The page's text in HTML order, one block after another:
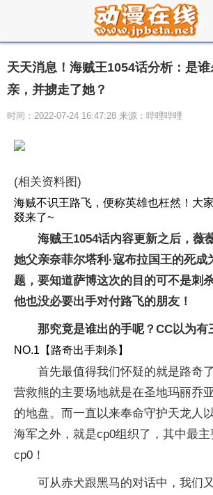
天天消息！海贼王1054话分析：是
亲，并掳走了她？
时间：2022-07-24 16:47:28 来源：哔哩哔哩
(相关资料图)
海贼不识王路飞，便称英雄也枉然！大
叕来了~
海贼王1054话内容更新之后，薇
她父亲奈菲尔塔利·寇布拉国王的死成
题，要知道萨博这次的目的可不是刺
他也没必要出手对付路飞的朋友！
那究竟是谁出的手呢？CC以为有
NO.1【路奇出手刺杀】
首先最值得我们怀疑的就是路奇
营救熊的主要场地就是在圣地玛丽乔
的地盘。而一直以来奉命守护天龙人
海军之外，就是cp0组织了，其中最
cp0！
可从赤犬跟黑马的对话中，我们